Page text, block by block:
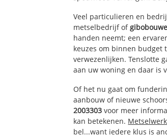
Veel particulieren en
metselbedrijf of
handen neemt; een
keuzes om binnen budget
verwezenlijken. Tenslotte
aan uw woning en daar is
Of het nu gaat om
aanbouw of nieuwe
2003303 voor meer
kan betekenen.
bel...want iedere klus is